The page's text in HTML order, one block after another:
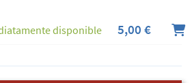
disponible 5,00 €